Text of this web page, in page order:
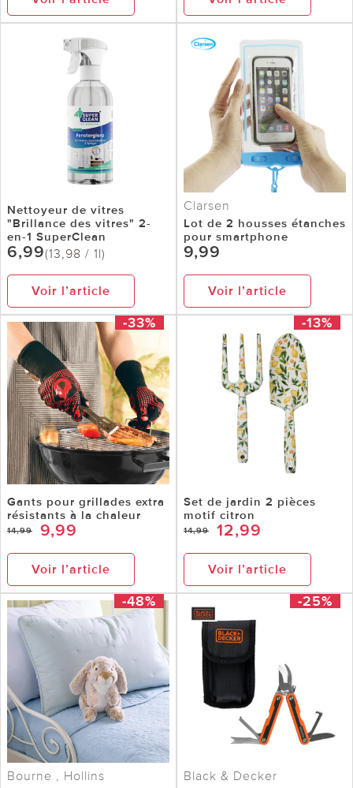
Nettoyeur de vitres
"Brillance des vitres" 2-
en-1 SuperClean
6,99(13,98 / 1l)
Voir l’article
Clarsen
Lot de 2 housses étanches
pour smartphone
9,99
Voir l’article
-33%
Gants pour grillades extra
résistants à la chaleur
14,99 9,99
Voir l’article
-13%
Set de jardin 2 pièces
motif citron
14,99 12,99
Voir l’article
-48%
Bourne , Hollins
-25%
Black & Decker